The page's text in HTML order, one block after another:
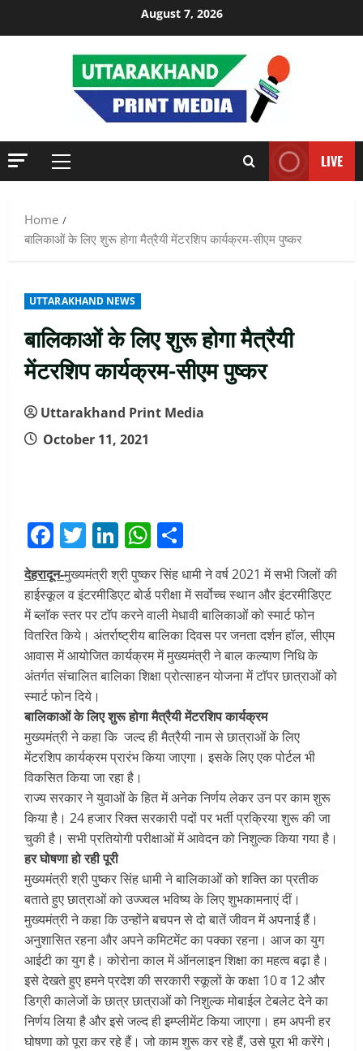
August 7, 2026
Primary
LIVE
Home
बालिकाओं के लिए शुरू होगा मैत्रैयी मेंटरशिप कार्यक्रम-सीएम पुष्कर
UTTARAKHAND NEWS
बालिकाओं के लिए शुरू होगा मैत्रैयी
मेंटरशिप कार्यक्रम-सीएम पुष्कर
Uttarakhand Print Media
October 11, 2021
Facebook
Twitter
LinkedIn
WhatsApp
देहरादून-मुख्यमंत्री श्री पुष्कर सिंह धामी ने वर्ष 2021 में सभी जिलों की
हाईस्कूल व इंटरमीडिएट बोर्ड परीक्षा में सर्वोच्च स्थान और इंटरमीडिएट
में ब्लाॅक स्तर पर टाॅप करने वाली मेधावी बालिकाओं को स्मार्ट फोन
वितरित किये। अंतर्राष्ट्रीय बालिका दिवस पर जनता दर्शन हॉल, सीएम
आवास में आयोजित कार्यक्रम में मुख्यमंत्री ने बाल कल्याण निधि के
अंतर्गत संचालित बालिका शिक्षा प्रोत्साहन योजना में टाॅपर छात्राओं को
स्मार्ट फोन दिये।
बालिकाओं के लिए शुरू होगा मैत्रैयी मेंटरशिप कार्यक्रम
मुख्यमंत्री ने कहा कि जल्द ही मैत्रैयी नाम से छात्राओं के लिए
मेंटरशिप कार्यक्रम प्रारंभ किया जाएगा। इसके लिए एक पोर्टल भी
विकसित किया जा रहा है।
राज्य सरकार ने युवाओं के हित में अनेक निर्णय लेकर उन पर काम शुरू
किया है। 24 हजार रिक्त सरकारी पदों पर भर्ती प्रक्रिया शुरू की जा
चुकी है। सभी प्रतियोगी परीक्षाओं में आवेदन को निशुल्क किया गया है।
हर घोषणा हो रही पूरी
मुख्यमंत्री श्री पुष्कर सिंह धामी ने बालिकाओं को शक्ति का प्रतीक
बताते हुए छात्राओं को उज्ज्वल भविष्य के लिए शुभकामनाएं दीं।
मुख्यमंत्री ने कहा कि उन्होंने बचपन से दो बातें जीवन में अपनाई हैं।
अनुशासित रहना और अपने कमिटमेंट का पक्का रहना। आज का युग
आईटी का युग है। कोरोना काल में ऑनलाइन शिक्षा का महत्व बढ़ा है।
इसे देखते हुए हमने प्रदेश की सरकारी स्कूलों के कक्षा 10 व 12 और
डिग्री कालेजों के छात्र छात्राओं को निशुल्क मोबाईल टेबलेट देने का
निर्णय लिया है और इसे जल्द ही इम्प्लीमेंट किया जाएगा। हम अपनी हर
घोषणा को पूरा कर रहे हैं। जो काम शुरू कर रहे हैं, उसे पूरा भी करेंगे।